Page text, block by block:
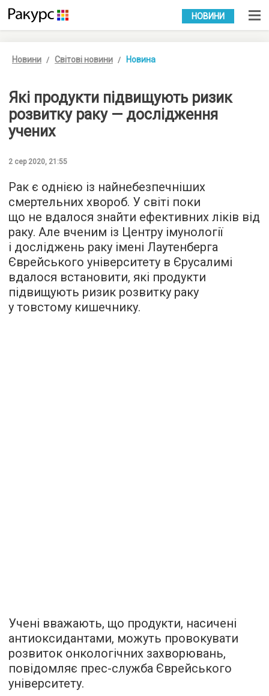
УКР РУС
НОВИНИ
Новини Світові новини Новина
Які продукти підвищують ризик
розвитку раку — дослідження
учених
2 сер 2020, 21:55
Рак є однією із найнебезпечніших
смертельних хвороб. У світі поки
що не вдалося знайти ефективних ліків від
раку. Але вченим із Центру імунології
і досліджень раку імені Лаутенберга
Єврейського університету в Єрусалимі
вдалося встановити, які продукти
підвищують ризик розвитку раку
у товстому кишечнику.
Учені вважають, що продукти, насичені
антиоксидантами, можуть провокувати
розвиток онкологічних захворювань,
повідомляє прес-служба Єврейського
університету.